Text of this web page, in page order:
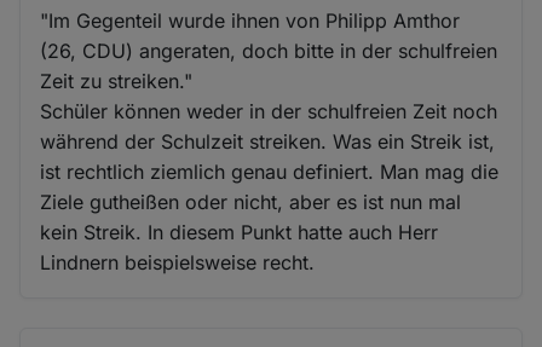
"Im Gegenteil wurde ihnen von Philipp Amthor
(26, CDU) angeraten, doch bitte in der schulfreien
Zeit zu streiken."
Schüler können weder in der schulfreien Zeit noch
während der Schulzeit streiken. Was ein Streik ist,
ist rechtlich ziemlich genau definiert. Man mag die
Ziele gutheißen oder nicht, aber es ist nun mal
kein Streik. In diesem Punkt hatte auch Herr
Lindnern beispielsweise recht.